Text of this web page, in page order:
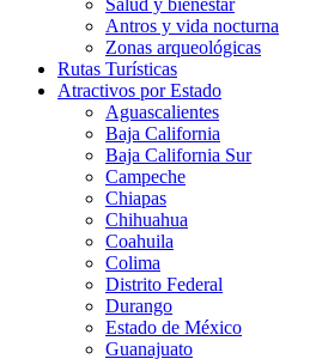
Salud y bienestar
Antros y vida nocturna
Zonas arqueológicas
Rutas Turísticas
Atractivos por Estado
Aguascalientes
Baja California
Baja California Sur
Campeche
Chiapas
Chihuahua
Coahuila
Colima
Distrito Federal
Durango
Estado de México
Guanajuato